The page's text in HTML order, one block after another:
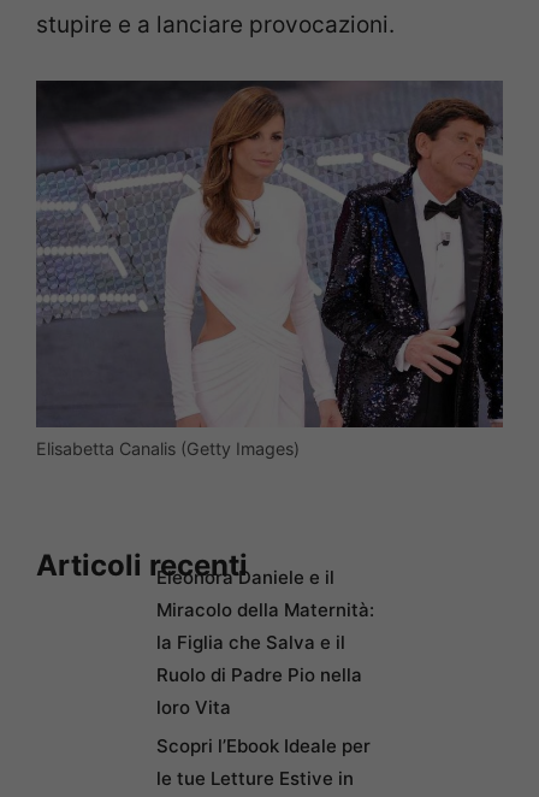
stupire e a lanciare provocazioni.
Elisabetta Canalis (Getty Images)
Articoli recentiEleonora Daniele e il
Miracolo della Maternità:
la Figlia che Salva e il
Ruolo di Padre Pio nella
loro Vita
Scopri l’Ebook Ideale per
le tue Letture Estive in